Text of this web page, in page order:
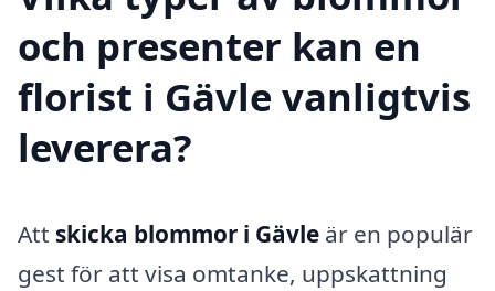
och presenter kan en
florist i Gävle vanligtvis
leverera?
Att skicka blommor i Gävle är en populär
gest för att visa omtanke, uppskattning